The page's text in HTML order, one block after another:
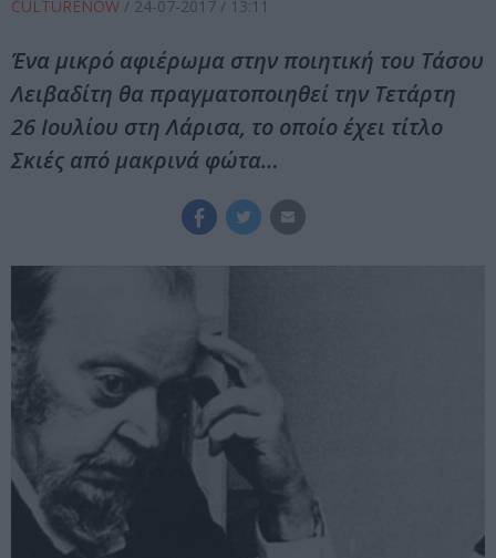
CULTURENOW / 24-07-2017 / 13:11
Ένα μικρό αφιέρωμα στην ποιητική του Τάσου
Λειβαδίτη θα πραγματοποιηθεί την Τετάρτη
26 Ιουλίου στη Λάρισα, το οποίο έχει τίτλο
Σκιές από μακρινά φώτα…